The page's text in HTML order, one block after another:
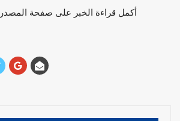
أكمل قراءة الخبر على صفحة